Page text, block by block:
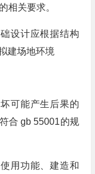
相关要求。
设计应根据结构
建场地环境
可能产生后果的
合 gb 55001的规
用功能、建造和